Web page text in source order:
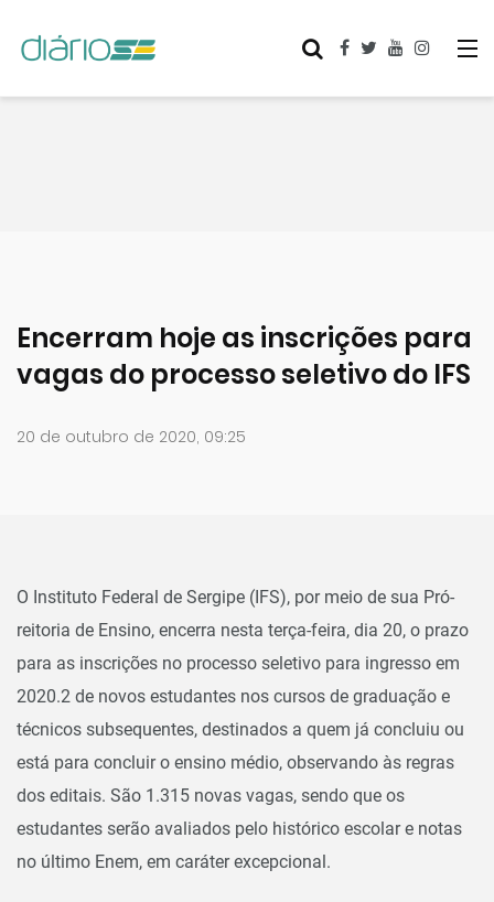
Encerram hoje as inscrições para
vagas do processo seletivo do IFS
20 de outubro de 2020, 09:25
O Instituto Federal de Sergipe (IFS), por meio de sua Pró-
reitoria de Ensino, encerra nesta terça-feira, dia 20, o prazo
para as inscrições no processo seletivo para ingresso em
2020.2 de novos estudantes nos cursos de graduação e
técnicos subsequentes, destinados a quem já concluiu ou
está para concluir o ensino médio, observando às regras
dos editais. São 1.315 novas vagas, sendo que os
estudantes serão avaliados pelo histórico escolar e notas
no último Enem, em caráter excepcional.